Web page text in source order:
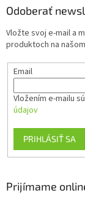
Odoberať
Vložte svoj e-mail a
produktoch na
Email
Vložením e-mailu
údajov
PRIHLÁSIŤ SA
Prijímame